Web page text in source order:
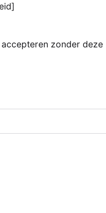
zonder deze